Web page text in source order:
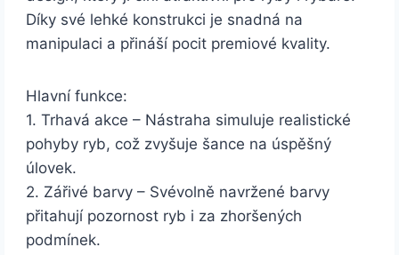
Díky své lehké konstrukci je snadná na
manipulaci a přináší pocit premiové kvality.
Hlavní funkce:
1. Trhavá akce – Nástraha simuluje realistické
pohyby ryb, což zvyšuje šance na úspěšný
úlovek.
2. Zářivé barvy – Svévolně navržené barvy
přitahují pozornost ryb i za zhoršených
podmínek.